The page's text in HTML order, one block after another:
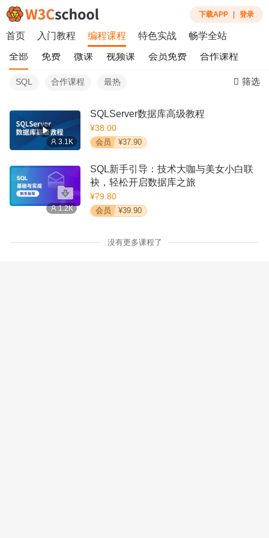
下载APP 登录
首页 入门教程 编程课程 特色实战 畅学全站
全部 免费 微课 视频课 会员免费 合作课程
SQL 合作课程 最热 筛选
3.1K
SQLServer数据库高级教程
¥38.00
会员 ¥37.90
1.2K
SQL新手引导：技术大咖与美女小白联
袂，轻松开启数据库之旅
¥79.80
会员 ¥39.90
没有更多课程了